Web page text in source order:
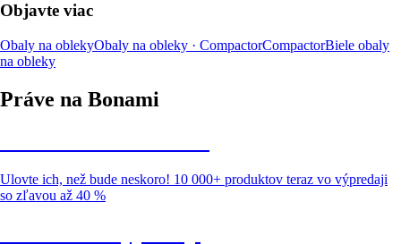
Objavte viac
Obaly na oblekyObaly na obleky · CompactorCompactorBiele obaly
na obleky
Práve na Bonami
Ulovte ich, než bude neskoro! 10 000+ produktov teraz vo výpredaji
so zľavou až 40 %